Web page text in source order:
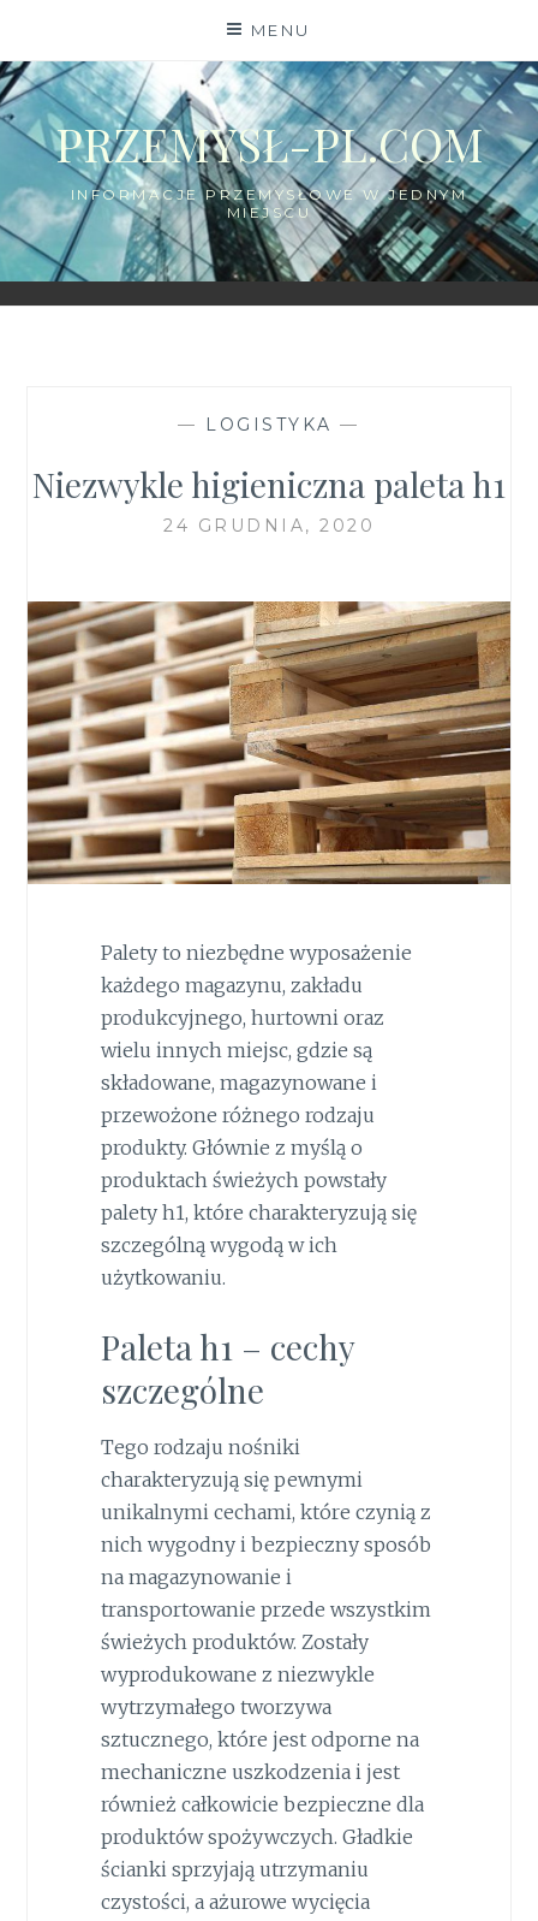
content
MENU
PRZEMYSŁ-PL.COM
INFORMACJE PRZEMYSŁOWE W JEDNYM
MIEJSCU
— LOGISTYKA —
Niezwykle higieniczna paleta h1
24 GRUDNIA, 2020
Palety to niezbędne wyposażenie
każdego magazynu, zakładu
produkcyjnego, hurtowni oraz
wielu innych miejsc, gdzie są
składowane, magazynowane i
przewożone różnego rodzaju
produkty. Głównie z myślą o
produktach świeżych powstały
palety h1, które charakteryzują się
szczególną wygodą w ich
użytkowaniu.
Paleta h1 – cechy
szczególne
Tego rodzaju nośniki
charakteryzują się pewnymi
unikalnymi cechami, które czynią z
nich wygodny i bezpieczny sposób
na magazynowanie i
transportowanie przede wszystkim
świeżych produktów. Zostały
wyprodukowane z niezwykle
wytrzymałego tworzywa
sztucznego, które jest odporne na
mechaniczne uszkodzenia i jest
również całkowicie bezpieczne dla
produktów spożywczych. Gładkie
ścianki sprzyjają utrzymaniu
czystości, a ażurowe wycięcia